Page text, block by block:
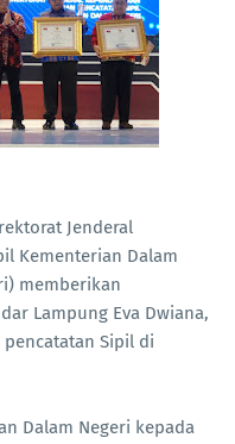
Jenderal
Kementerian Dalam
memberikan
Lampung Eva Dwiana,
Sipil di
Dalam Negeri kepada